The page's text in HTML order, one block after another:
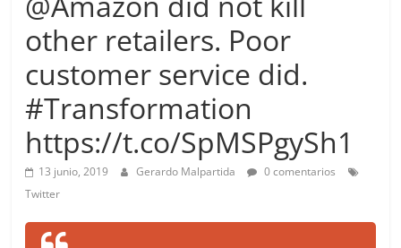
other retailers. Poor
customer service did.
#Transformation
https://t.co/SpMSPgySh1
13 junio, 2019 Gerardo Malpartida
0 comentarios
Twitter